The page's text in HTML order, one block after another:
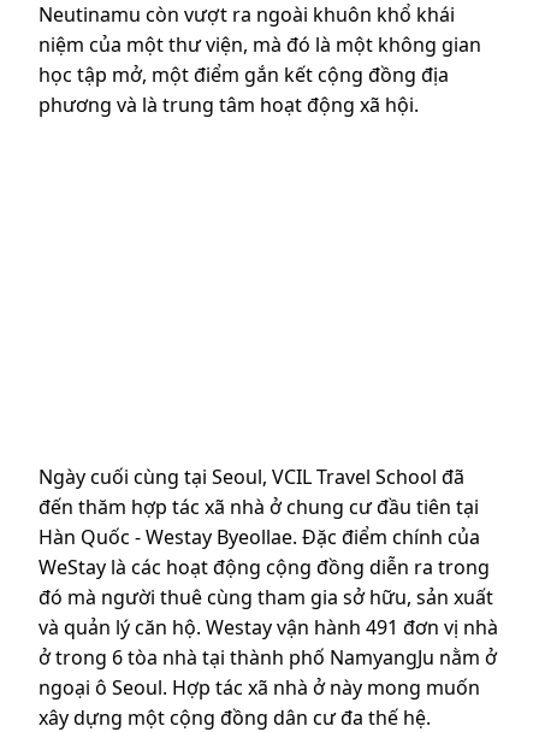
Neutinamu còn vượt ra ngoài khuôn khổ khái
niệm của một thư viện, mà đó là một không gian
học tập mở, một điểm gắn kết cộng đồng địa
phương và là trung tâm hoạt động xã hội.
Ngày cuối cùng tại Seoul, VCIL Travel School đã
đến thăm hợp tác xã nhà ở chung cư đầu tiên tại
Hàn Quốc - Westay Byeollae. Đặc điểm chính của
WeStay là các hoạt động cộng đồng diễn ra trong
đó mà người thuê cùng tham gia sở hữu, sản xuất
và quản lý căn hộ. Westay vận hành 491 đơn vị nhà
ở trong 6 tòa nhà tại thành phố NamyangJu nằm ở
ngoại ô Seoul. Hợp tác xã nhà ở này mong muốn
xây dựng một cộng đồng dân cư đa thế hệ.